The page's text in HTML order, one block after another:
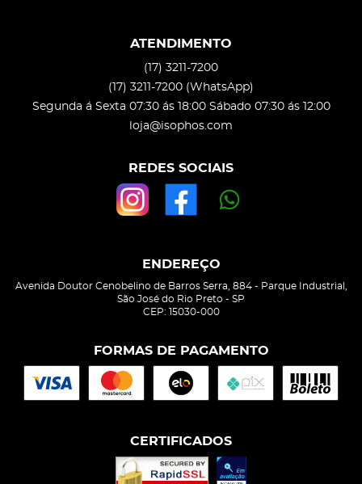
ATENDIMENTO
(17) 3211-7200
(17) 3211-7200 (WhatsApp)
Segunda á Sexta 07:30 ás 18:00 Sábado 07:30 ás 12:00
loja@isophos.com
REDES SOCIAIS
ENDEREÇO
Avenida Doutor Cenobelino de Barros Serra, 884- Parque Industrial,
São José do Rio Preto - SP
CEP: 15030-000
FORMAS DE PAGAMENTO
CERTIFICADOS